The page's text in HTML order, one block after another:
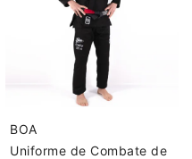
BOA
Uniforme de Combate de